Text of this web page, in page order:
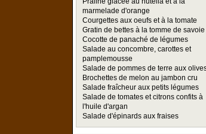
marmelade d'orange
Courgettes aux oeufs et à la tomate
Gratin de bettes à la tomme de savoie
Cocotte de panaché de légumes
Salade au concombre, carottes et
pamplemousse
Salade de pommes de terre aux
Brochettes de melon au jambon cru
Salade fraîcheur aux petits légumes
Salade de tomates et citrons confits à
l'huile d'argan
Salade d'épinards aux fraises